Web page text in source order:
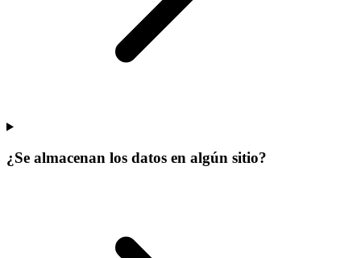
¿Se almacenan los datos en algún sitio?